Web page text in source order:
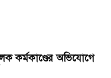
কর্মকাণ্ডের অভিযোগে